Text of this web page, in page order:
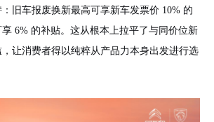
旧车报废换新最高可享新车发票价 10% 的
6% 的补贴。这从根本上拉平了与同价位新
让消费者得以纯粹从产品力本身出发进行选